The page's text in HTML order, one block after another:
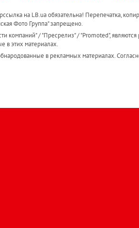
на LB.ua обязательна! Перепечатка,
Фото Группа" запрещено.
компаний" / "Пресрелиз" / "Promoted",
в этих материалах.
в рекламных материалах.